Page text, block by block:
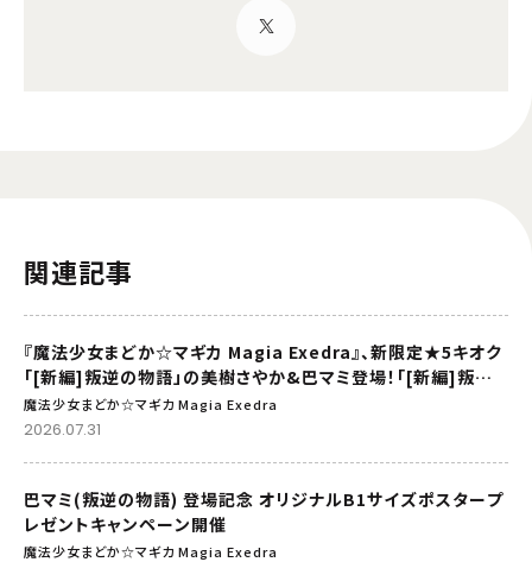
関連記事
『魔法少女まどか☆マギカ Magia Exedra』、新限定★5キオク
「[新編]叛逆の物語」の美樹さやか&巴マミ登場！「[新編]叛逆
の物語」リバイバル上映記念でマギカストーン最大9,000個も
らえる！
魔法少女まどか☆マギカ Magia Exedra
2026.07.31
巴マミ(叛逆の物語) 登場記念 オリジナルB1サイズポスタープ
レゼントキャンペーン開催
魔法少女まどか☆マギカ Magia Exedra